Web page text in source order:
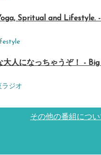
Spritual and Lifestyle.
大人になっちゃうぞ！ -
ラジオ
その他の番組につ